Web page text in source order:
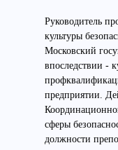
Руководитель
культуры
Московский
впоследствии -
предприятии.
сферы
должности